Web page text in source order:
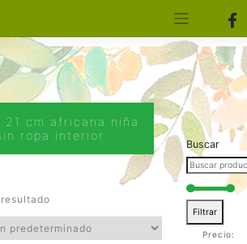
21 cm africana niña
ropa interior
Buscar
Filtrar
Precio: